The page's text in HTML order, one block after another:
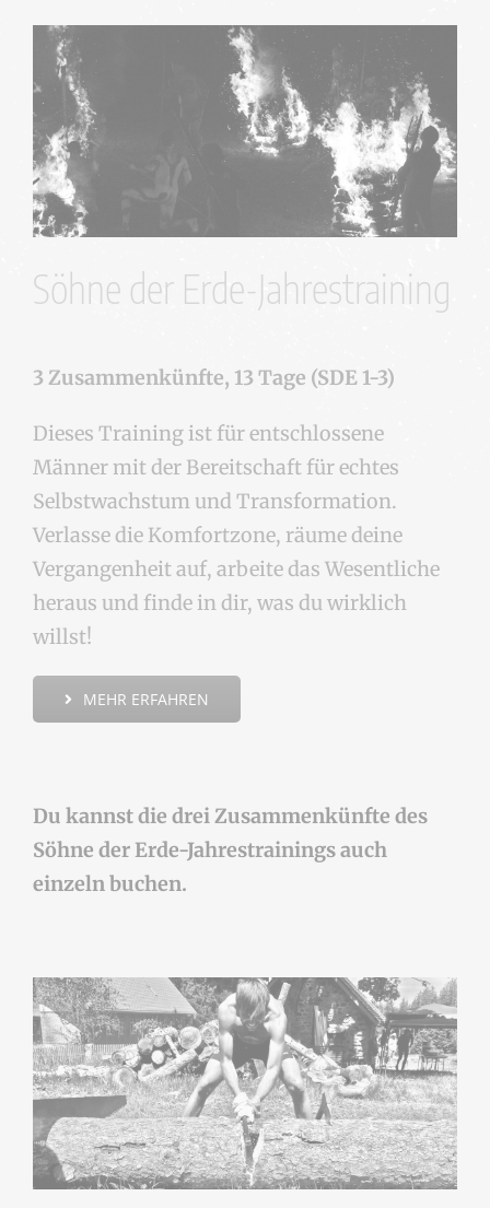
Söhne der Erde-Jahrestraining
3 Zusammenkünfte, 13 Tage (SDE 1-3)
Dieses Training ist für entschlossene
Männer mit der Bereitschaft für echtes
Selbstwachstum und Transformation.
Verlasse die Komfortzone, räume deine
Vergangenheit auf, arbeite das Wesentliche
heraus und finde in dir, was du wirklich
willst!
MEHR ERFAHREN
Du kannst die drei Zusammenkünfte des
Söhne der Erde-Jahrestrainings auch
einzeln buchen.